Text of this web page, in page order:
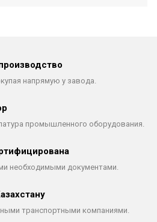
напрямую у завода.
промышленного оборудования.
необходимыми документами.
транспортными компаниями.